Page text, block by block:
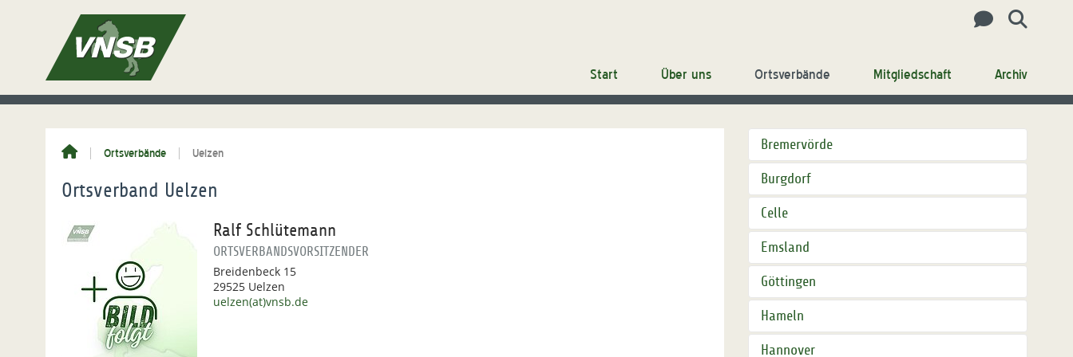
Start Über uns Ortsverbände Mitgliedschaft Archiv
Ortsverbände Uelzen
Ortsverband Uelzen
Ralf Schlütemann
ORTSVERBANDSVORSITZENDER
Breidenbeck 15
29525 Uelzen
uelzen(at)vnsb.de
Bremervörde
Burgdorf
Celle
Emsland
Göttingen
Hameln
Hannover